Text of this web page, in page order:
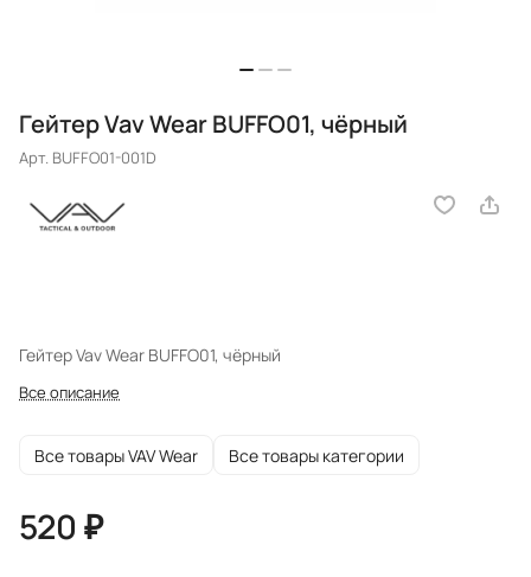
Гейтер Vav Wear BUFFO01, чёрный
Арт. BUFFO01-001D
Гейтер Vav Wear BUFFO01, чёрный
Все описание
Все товары VAV Wear Все товары категории
520 ₽